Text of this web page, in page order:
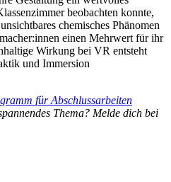
beobachten konnte,
chemisches Phänomen
einen Mehrwert für ihr
Wirkung bei VR entsteht
und Immersion
für Abschlussarbeiten
Thema? Melde dich bei